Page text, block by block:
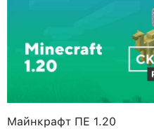
Майнкрафт ПЕ 1.20